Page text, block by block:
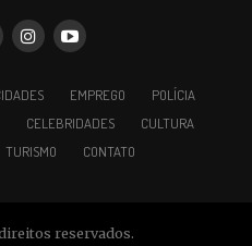
EMPREGO
POLÍCIA
CELEBRIDADES
CULTURA
TURISMO CONTATO
reservados.